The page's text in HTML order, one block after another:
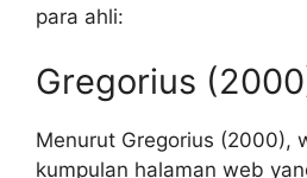
para ahli:
Gregorius
Menurut Gregorius (2000),
kumpulan halaman web